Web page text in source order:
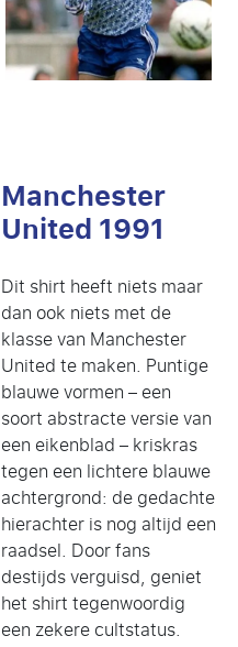
Previ
ous
Next
Manchester
United 1991
Dit shirt heeft niets maar
dan ook niets met de
klasse van Manchester
United te maken. Puntige
blauwe vormen – een
soort abstracte versie van
een eikenblad – kriskras
tegen een lichtere blauwe
achtergrond: de gedachte
hierachter is nog altijd een
raadsel. Door fans
destijds verguisd, geniet
het shirt tegenwoordig
een zekere cultstatus.